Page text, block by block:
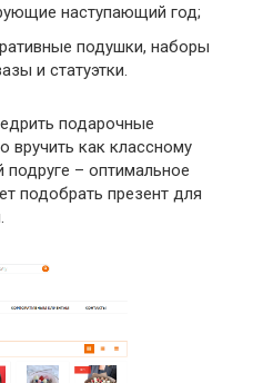
наступающий год;
подушки, наборы
и статуэтки.
подарочные
вручить как классному
подруге – оптимальное
подобрать презент для